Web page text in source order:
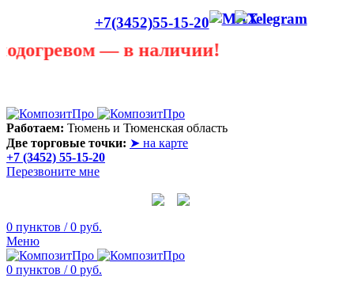
+7(3452)55-15-20
— в наличии!
Работаем: Тюмень и Тюменская область
Две торговые точки: ➤ на карте
+7 (3452) 55-15-20
Перезвоните мне
0 пунктов / 0 руб.
Меню
0 пунктов / 0 руб.